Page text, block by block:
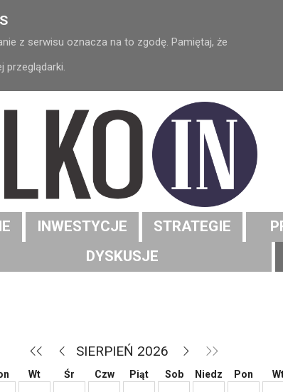
z serwisu oznacza na to zgodę. Pamiętaj, że
przeglądarki.
INWESTYCJE STRATEGIE
DYSKUSJE
SIERPIEŃ 2026
Wt Śr Czw Piąt Sob Niedz Pon